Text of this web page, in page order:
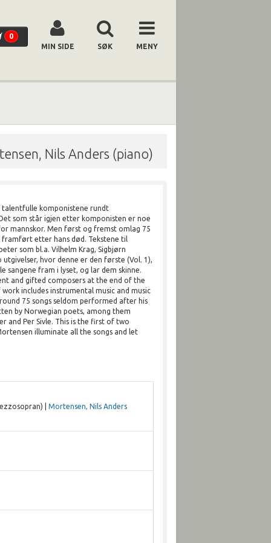
0
MIN SIDE
SØK MENY
Nils Anders (piano)
talentfulle komponistene rundt
som står igjen etter komponisten er noe
mannskor. Men først og fremst omlag 75
etter hans død. Tekstene til
som bl.a. Vilhelm Krag, Sigbjørn
hvor denne er den første (Vol. 1),
sangene fram i lyset, og lar dem skinne.
and gifted composers at the end of the
includes instrumental music and music
75 songs seldom performed after his
by Norwegian poets, among them
and Per Sivle. This is the first of two
illuminate all the songs and let
| Mortensen, Nils Anders